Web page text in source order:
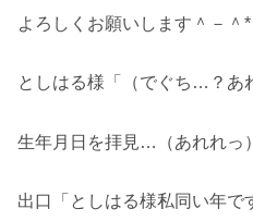
よろしくお願いします＾－＾
としはる様「（でぐち…？あ
生年月日を拝見…（あれれっ）
出口「としはる様私同い年で